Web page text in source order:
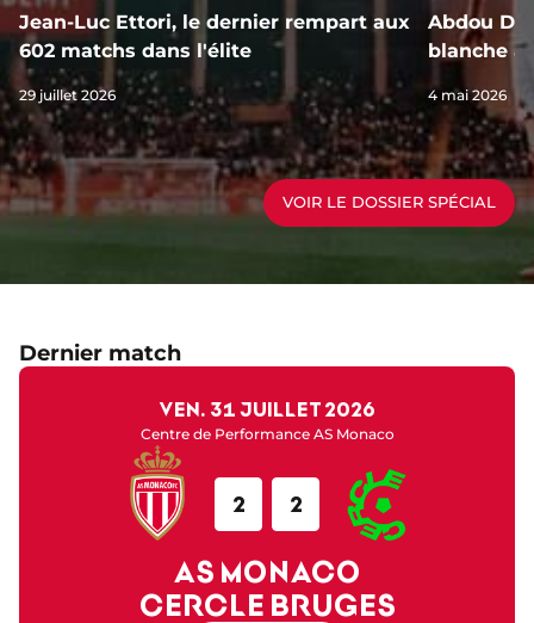
Jean-Luc Ettori, le dernier rempart aux
602 matchs dans l'élite
29 juillet 2026
Abdou
blanche
4 mai 2026
VOIR LE DOSSIER SPÉCIAL
Dernier match
ven. 31 juillet 2026
Centre de Performance AS Monaco
AS MONACO
2
CERCLE BRUGES
2